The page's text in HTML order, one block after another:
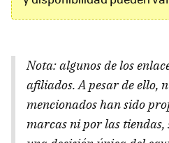
Nota: algunos de los
afiliados. A pesar de ello,
mencionados han sido
marcas ni por las